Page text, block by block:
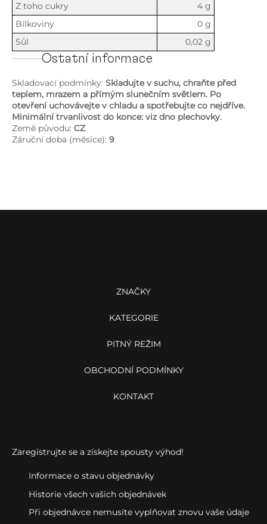
Z toho cukry
4 g
Bílkoviny
0 g
Sůl
0,02 g
Ostatní informace
Skladovací podmínky: Skladujte v suchu, chraňte před
teplem, mrazem a přímým slunečním světlem. Po
otevření uchovávejte v chladu a spotřebujte co nejdříve.
Minimální trvanlivost do konce: viz dno plechovky.
Země původu: CZ
Záruční doba (měsíce): 9
ZNAČKY
KATEGORIE
PITNÝ REŽIM
OBCHODNÍ PODMÍNKY
KONTAKT
Zaregistrujte se a získejte spousty výhod!
Informace o stavu objednávky
Historie všech vašich objednávek
Při objednávce nemusíte vyplňovat znovu vaše údaje